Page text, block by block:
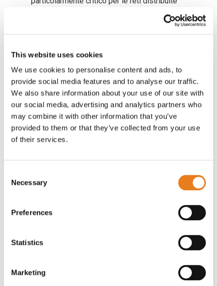
This website uses cookies
We use cookies to personalise content and ads, to
provide social media features and to analyse our traffic.
We also share information about your use of our site with
our social media, advertising and analytics partners who
may combine it with other information that you’ve
provided to them or that they’ve collected from your use
of their services.
Selection
Necessary
Preferences
Statistics
Marketing
grandi o piccole con poco personale IT in
cnMaestro X di Cambium Networks sfrutta
l’intelligenza artificiale per automatizzare il
troubleshooting, analizzando oltre 42
metriche e diagnosticando più di 140 tipi di
guasti. Classifica i problemi per impatto (alto,
medio, basso) e fornisce soluzioni rapide,
riducendo i tempi di intervento e i costi
Scarica la brochure del software di gestione
Dove puoi acquistare i prodotti Cambium